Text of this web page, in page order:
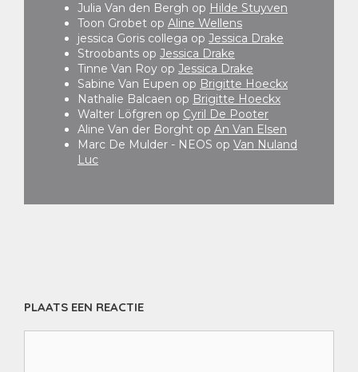
Julia Van den Bergh op Hilde Stuyven
Toon Grobet op Aline Wellens
jessica Goris collega op Jessica Drake
Stroobants op Jessica Drake
Tinne Van Roy op Jessica Drake
Sabine Van Eupen op Brigitte Hoeckx
Nathalie Balcaen op Brigitte Hoeckx
Walter Löfgren op Cyril De Pooter
Aline Van der Borght op An Van Elsen
Marc De Mulder - NEOS op Van Nuland
Luc
PLAATS EEN REACTIE